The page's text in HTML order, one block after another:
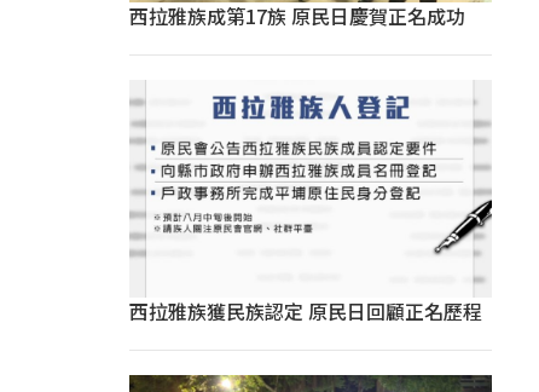
西拉雅族成第17族 原民日慶賀正名成功
西拉雅族獲民族認定 原民日回顧正名歷程